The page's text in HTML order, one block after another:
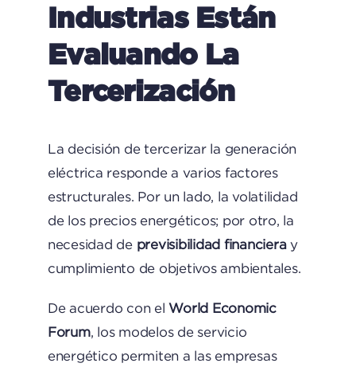
Industrias Están
Evaluando La
Tercerización
La decisión de tercerizar la generación
eléctrica responde a varios factores
estructurales. Por un lado, la volatilidad
de los precios energéticos; por otro, la
necesidad de previsibilidad financieray
cumplimiento de objetivos ambientales.
De acuerdo con elWorld Economic
Forum, los modelos de servicio
energético permiten a las empresas